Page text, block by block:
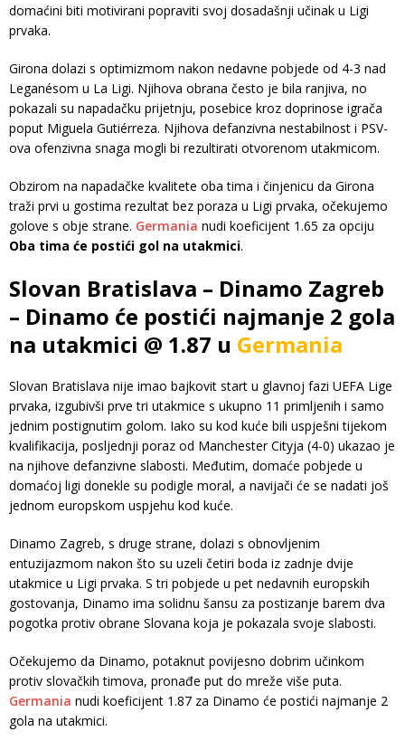
domaćini biti motivirani popraviti svoj dosadašnji učinak u Ligi
prvaka.
Girona dolazi s optimizmom nakon nedavne pobjede od 4-3 nad
Leganésom u La Ligi. Njihova obrana često je bila ranjiva, no
pokazali su napadačku prijetnju, posebice kroz doprinose igrača
poput Miguela Gutiérreza. Njihova defanzivna nestabilnost i PSV-
ova ofenzivna snaga mogli bi rezultirati otvorenom utakmicom.
Obzirom na napadačke kvalitete oba tima i činjenicu da Girona
traži prvi u gostima rezultat bez poraza u Ligi prvaka, očekujemo
golove s obje strane. Germania nudi koeficijent 1.65 za opciju
Oba tima će postići gol na utakmici.
Slovan Bratislava – Dinamo Zagreb
– Dinamo će postići najmanje 2 gola
na utakmici @ 1.87 u Germania
Slovan Bratislava nije imao bajkovit start u glavnoj fazi UEFA Lige
prvaka, izgubivši prve tri utakmice s ukupno 11 primljenih i samo
jednim postignutim golom. Iako su kod kuće bili uspješni tijekom
kvalifikacija, posljednji poraz od Manchester Cityja (4-0) ukazao je
na njihove defanzivne slabosti. Međutim, domaće pobjede u
domaćoj ligi donekle su podigle moral, a navijači će se nadati još
jednom europskom uspjehu kod kuće.
Dinamo Zagreb, s druge strane, dolazi s obnovljenim
entuzijazmom nakon što su uzeli četiri boda iz zadnje dvije
utakmice u Ligi prvaka. S tri pobjede u pet nedavnih europskih
gostovanja, Dinamo ima solidnu šansu za postizanje barem dva
pogotka protiv obrane Slovana koja je pokazala svoje slabosti.
Očekujemo da Dinamo, potaknut povijesno dobrim učinkom
protiv slovačkih timova, pronađe put do mreže više puta.
Germania nudi koeficijent 1.87 za Dinamo će postići najmanje 2
gola na utakmici.